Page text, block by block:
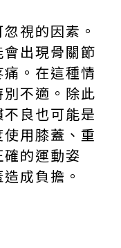
視的因素。
出現骨關節
。在這種情
不適。除此
良也可能是
用膝蓋、重
的運動姿
成負擔。